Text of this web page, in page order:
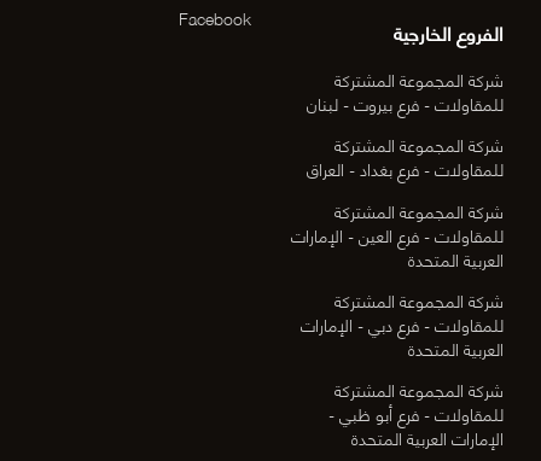
الفروع الخارجية
شركة المجموعة المشتركة
للمقاولات - فرع بيروت - لبنان
شركة المجموعة المشتركة
للمقاولات - فرع بغداد - العراق
شركة المجموعة المشتركة
للمقاولات - فرع العين - الإمارات
العربية المتحدة
شركة المجموعة المشتركة
للمقاولات - فرع دبي - الإمارات
العربية المتحدة
شركة المجموعة المشتركة
للمقاولات - فرع أبو ظبي -
الإمارات العربية المتحدة
Facebook